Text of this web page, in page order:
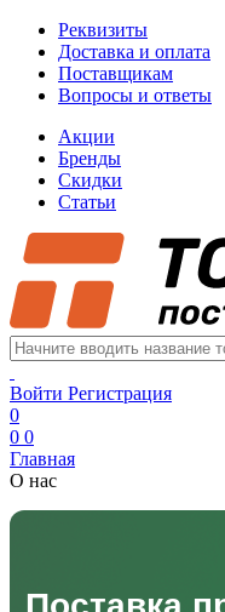
Реквизиты
Доставка и оплата
Поставщикам
Вопросы и ответы
Акции
Бренды
Скидки
Статьи
Войти Регистрация
0
0 0
Главная
О нас